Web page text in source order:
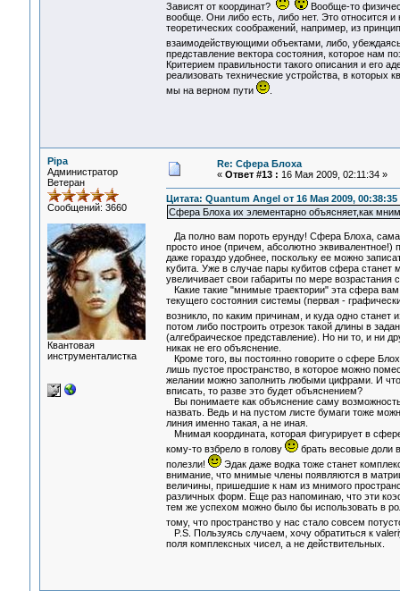
Зависят от координат?
Вообще-то
вообще. Они либо есть, либо нет. Это относится
теоретических соображений, например, из
взаимодействующими объектами, либо,
представление вектора состояния, которое нам
Критерием правильности такого описания и его
реализовать технические устройства, в которых
мы на верном пути
.
Pipa
Администратор
Ветеран
Сообщений: 3660
Квантовая
инструменталистка
Re: Сфера Блоха
« Ответ #13 : 16 Мая 2009, 02:11:34 »
Цитата: Quantum Angel от 16 Мая 2009, 00:38:35
Сфера Блоха их элементарно объясняет,как
Да полно вам пороть ерунду! Сфера Блоха, сама
просто иное (причем, абсолютно эквивалентное!)
даже гораздо удобнее, поскольку ее можно
кубита. Уже в случае пары кубитов сфера станет
увеличивает свои габариты по мере
Какие такие "мнимые траектории" эта сфера
текущего состояния системы (первая -
возникло, по каким причинам, и куда одно
потом либо построить отрезок такой длины в
(алгебраическое представление). Но ни то, и ни
никак не его объяснение.
Кроме того, вы постоянно говорите о сфере
лишь пустое пространство, в которое можно
желании можно заполнить любыми цифрами. И
вписать, то разве это будет объяснением?
Вы понимаете как объяснение саму
назвать. Ведь и на пустом листе бумаги тоже
линия именно такая, а не иная.
Мнимая координата, которая фигурирует в
кому-то взбрело в голову
брать весовые доли
полезли!
Эдак даже водка тоже станет
внимание, что мнимые члены появляются в
величины, пришедшие к нам из мнимого
различных форм. Еще раз напоминаю, что эти
тем же успехом можно было бы использовать в
тому, что пространство у нас стало совсем
P.S. Пользуясь случаем, хочу обратиться к
поля комплексных чисел, а не действительных.